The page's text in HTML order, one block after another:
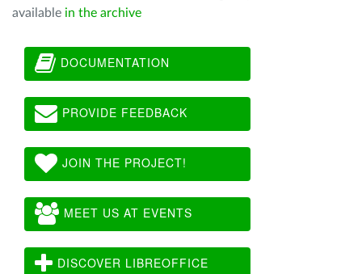
available in the archive
DOCUMENTATION
PROVIDE FEEDBACK
JOIN THE PROJECT!
MEET US AT EVENTS
DISCOVER LIBREOFFICE